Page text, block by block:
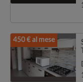
450 € al mese